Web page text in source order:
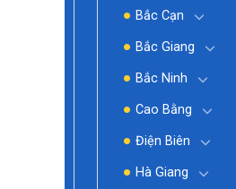
Bắc Cạn
Bắc Giang
Bắc Ninh
Cao Bằng
Điện Biên
Hà Giang